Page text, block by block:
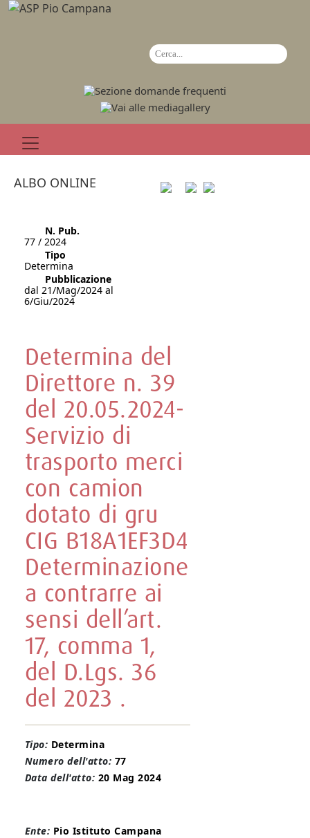
ALBO ONLINE
N. Pub.
77 / 2024
Tipo
Determina
Pubblicazione
dal 21/Mag/2024 al
6/Giu/2024
Determina del
Direttore n. 39
del 20.05.2024-
Servizio di
trasporto merci
con camion
dotato di gru
CIG B18A1EF3D4
Determinazione
a contrarre ai
sensi dell’art.
17, comma 1,
del D.Lgs. 36
del 2023 .
Tipo: Determina
Numero dell'atto: 77
Data dell'atto: 20 Mag 2024
Ente: Pio Istituto Campana